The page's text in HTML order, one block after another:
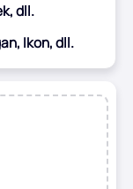
dll.
Ikon, dll.
Setelah